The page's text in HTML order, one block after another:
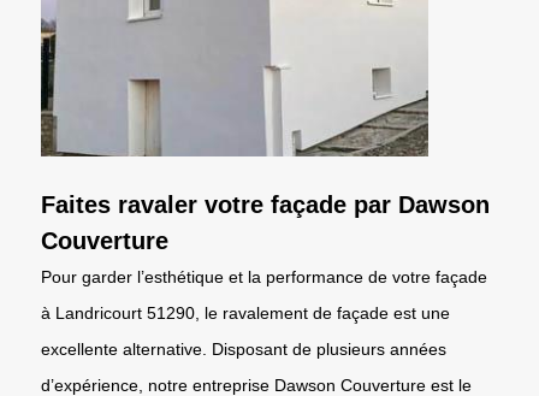
Faites ravaler votre façade par Dawson
Couverture
Pour garder l’esthétique et la performance de votre façade
à Landricourt 51290, le ravalement de façade est une
excellente alternative. Disposant de plusieurs années
d’expérience, notre entreprise Dawson Couverture est le